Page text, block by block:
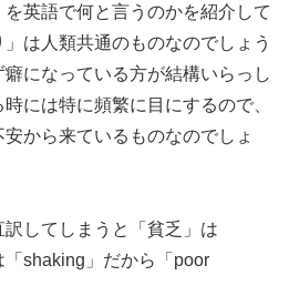
英語で何と言うのかを紹介して
は人類共通のものなのでしょう
になっている方が結構いらっし
には特に頻繁に目にするので、
から来ているものなのでしょ
してしまうと「貧乏」は
「shaking」だから「poor